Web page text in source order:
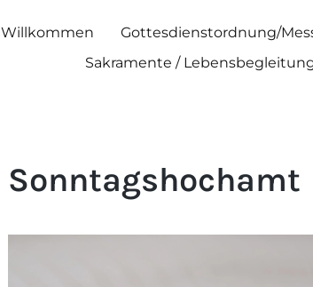
Willkommen Gottesdienstordnung/
Sakramente /
Sonntagshochamt